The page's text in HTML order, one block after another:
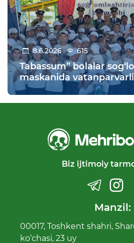
8.6.2026 615
Tabassum” bolalar
maskanida
o‘tdi
Biz ijtimoiy
Manzil:
00017, Toshkent shahri,
ko‘chasi, 23 uy